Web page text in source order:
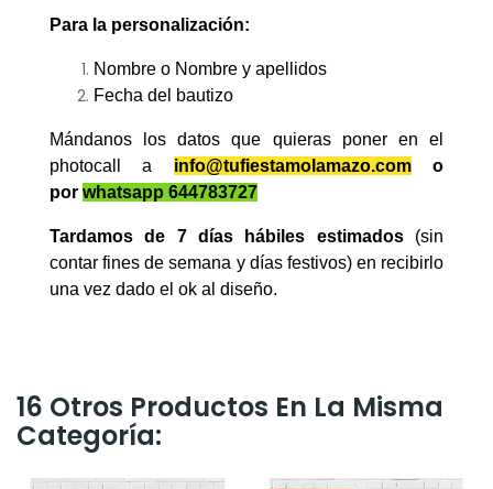
Para la personalización:
Nombre o Nombre y apellidos
Fecha del bautizo
Mándanos los datos que quieras poner en el
photocall a
info@tufiestamolamazo.como
por whatsapp 644783727
Tardamos de 7 días hábiles estimados(sin
contar fines de semana y días festivos) en recibirlo
una vez dado el ok al diseño.
16 Otros Productos En La Misma
Categoría: